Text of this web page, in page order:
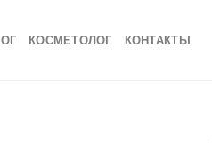
КОСМЕТОЛОГ КОНТАКТЫ